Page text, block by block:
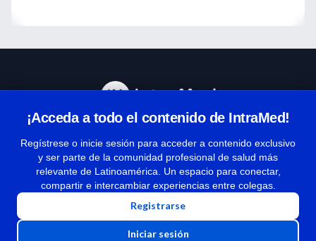
¡Acceda a todo el contenido de IntraMed!
Regístrese o inicie sesión para acceder a contenido exclusivo
y ser parte de la comunidad profesional de salud más
relevante de Latinoamérica. Un espacio para conectar,
compartir e intercambiar experiencias entre colegas.
Registrarse
Iniciar sesión
Términos y condiciones
| Políticas de privacidad
| Todos los derechos reservados | Copyright 1997-2026